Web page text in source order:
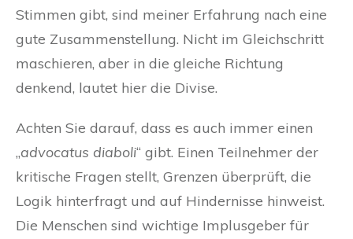
Stimmen gibt, sind meiner Erfahrung nach eine
gute Zusammenstellung. Nicht im Gleichschritt
maschieren, aber in die gleiche Richtung
denkend, lautet hier die Divise.
Achten Sie darauf, dass es auch immer einen
„advocatus diaboli“ gibt. Einen Teilnehmer der
kritische Fragen stellt, Grenzen überprüft, die
Logik hinterfragt und auf Hindernisse hinweist.
Die Menschen sind wichtige Implusgeber für